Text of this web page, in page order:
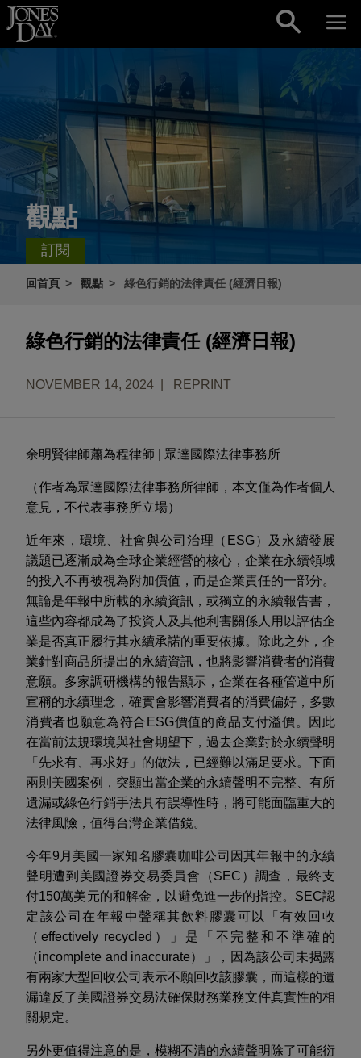
Skip to content
觀點
訂閱
回首頁 觀點 綠色行銷的法律責任 (經濟日報)
綠色行銷的法律責任 (經濟日報)
NOVEMBER 14, 2024 REPRINT
余明賢律師蕭為程律師 眾達國際法律事務所
（作者為眾達國際法律事務所律師，本文僅為作者個人
意見，不代表事務所立場）
近年來，環境、社會與公司治理（ ESG）及永續發展
議題已逐漸成為全球企業經營的核心，企業在永續領域
的投入不再被視為附加價值，而是企業責任的一部分。
無論是年報中所載的永續資訊，或獨立的永續報告書，
這些內容都成為了投資人及其他利害關係人用以評估企
業是否真正履行其永續承諾的重要依據。
除此之外，企
業針對商品所提出的永續資訊，也將影響消費者的消費
意願。 多家調研機構的報告顯示，企業在各種管道中所
宣稱的永續理念，確實會影響消費者的消費偏好，多數
消費者也願意為符合 ESG價值的商品支付溢價。因 此
在當前法規環境與社會期望下，過去企業對於永續聲明
「先求有、再求好」的做法 ， 已經難以滿足要求。下面
兩則美國案例，突顯出當企業的永續聲明不完整、有所
遺漏或綠色行銷手法具有誤導性時，將可能面臨重大的
法律風險 ，值得台灣企業借鏡。
今年9 月美國一家知名膠囊咖啡公司因其年報中的永續
聲明遭到 美國證券交易委員會（SEC ） 調查，最終支
付150萬美元的和解金，以避免進一步的指控。 SEC認
定該公司在年報中聲稱其飲料膠囊可以「有效回收
（ effectively recycled ）」是「不完整和不準確的
（incomplete and inaccurate）」，因為該公司未揭露
有兩家大型回收公司表示不願回收該膠囊，而這樣的遺
漏違反了美國證券交易法確保財務業務文件真實性的相
關規定。
另外更值得注意的是，模糊不清的永續聲明 除了可能衍